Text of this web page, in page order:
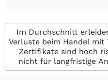
Im Durchschnitt
Verluste beim Handel
Zertifikate sind hoch
nicht für langfristige